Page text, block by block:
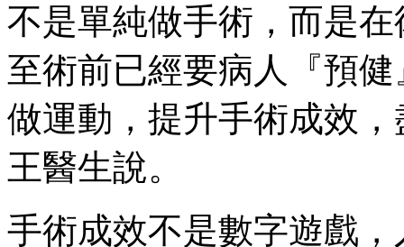
不是單純做手術，而是
至術前已經要病人『預
做運動，提升手術成效
王醫生說。
手術成效不是數字遊戲